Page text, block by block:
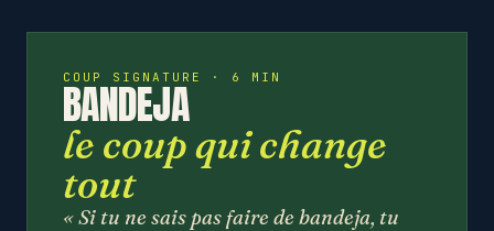
COUP SIGNATURE · 6 MIN
BANDEJA
le coup qui change
tout
« Si tu ne sais pas faire de bandeja, tu